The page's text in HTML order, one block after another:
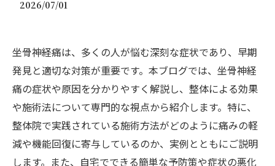
2026/07/01
坐骨神経痛は、多くの人が悩む深刻な症状であり、早期
発見と適切な対策が重要です。本ブログでは、坐骨神経
痛の症状や原因を分かりやすく解説し、整体による効果
や施術法について専門的な視点から紹介します。特に、
整体院で実践されている施術方法がどのように痛みの軽
減や機能回復に寄与しているのか、実例とともにご説明
します。また、自宅でできる簡単な予防策や症状の悪化